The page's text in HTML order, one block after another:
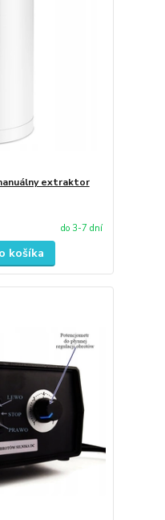
extraktor
do 3-7 dní
košíka